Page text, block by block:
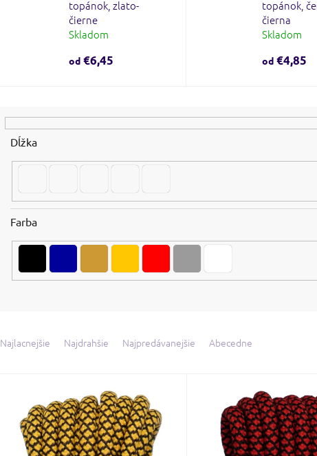
topánok, zlato-
čierne
Skladom
od €6,45
topánok,
čierna
Skladom
od€4,85
Dĺžka
Farba
Najlacnejšie Najdrahšie Najpredávanejšie Abecedne